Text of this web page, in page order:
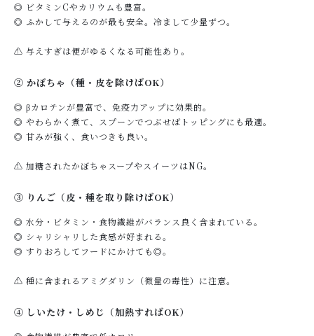
◎ ビタミンCやカリウムも豊富。
◎ ふかして与えるのが最も安全。冷まして少量ずつ。
⚠ 与えすぎは便がゆるくなる可能性あり。
② かぼちゃ（種・皮を除けばOK）
◎ βカロテンが豊富で、免疫力アップに効果的。
◎ やわらかく煮て、スプーンでつぶせばトッピングにも最適。
◎ 甘みが強く、食いつきも良い。
⚠ 加糖されたかぼちゃスープやスイーツはNG。
③ りんご（皮・種を取り除けばOK）
◎ 水分・ビタミン・食物繊維がバランス良く含まれている。
◎ シャリシャリした食感が好まれる。
◎ すりおろしてフードにかけても◎。
⚠ 種に含まれるアミグダリン（微量の毒性）に注意。
④ しいたけ・しめじ（加熱すればOK）